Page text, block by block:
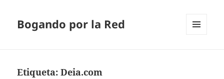
Bogando por la Red
Etiqueta:Deia.com